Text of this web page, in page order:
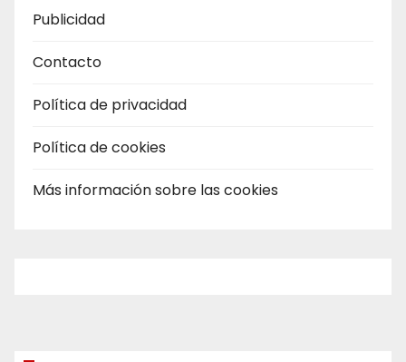
Publicidad
Contacto
Política de privacidad
Política de cookies
Más información sobre las cookies